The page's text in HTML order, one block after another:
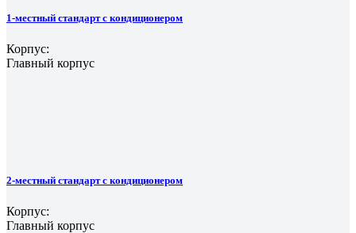
1-местный стандарт с кондиционером
Корпус:
Главный корпус
2-местный стандарт с кондиционером
Корпус:
Главный корпус